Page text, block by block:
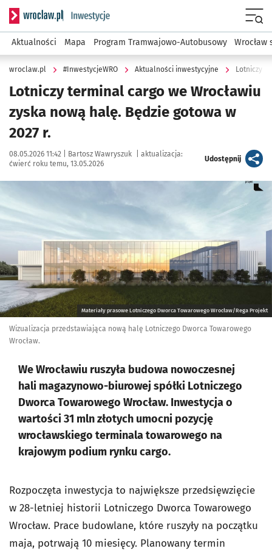
Serwis informacyjny wroclaw.pl podserwis:
Aktualności Mapa Program Tramwajowo-Autobusowy Wrocław
wroclaw.pl #InwestycjeWRO Aktualności inwestycyjne Lotniczy
Lotniczy terminal cargo we Wrocławiu
zyska nową halę. Będzie gotowa w
2027 r.
Data publikacji:
08.05.2026 11:42 | Autor:
Bartosz Wawryszuk
aktualizacja:
ćwierć roku temu, 13.05.2026
Udostępnijartykuł
Materiały prasowe Lotniczego Dworca Towarowego Wrocław/Rega Projekt
Wizualizacja przedstawiająca nową halę Lotniczego Dworca Towarowego
Wrocław.
We Wrocławiu ruszyła budowa nowoczesnej
hali magazynowo-biurowej spółki Lotniczego
Dworca Towarowego Wrocław. Inwestycja o
wartości 31 mln złotych umocni pozycję
wrocławskiego terminala towarowego na
krajowym podium rynku cargo.
Rozpoczęta inwestycja to największe przedsięwzięcie
w 28-letniej historii Lotniczego Dworca Towarowego
Wrocław. Prace budowlane, które ruszyły na początku
maja, potrwają 10 miesięcy. Planowany termin